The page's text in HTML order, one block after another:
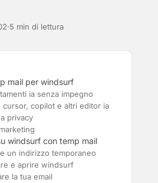
·5 min di lettura
mail per windsurf
ia senza impegno
copilot e altri editor ia
privacy
windsurf con temp mail
un indirizzo temporaneo
e aprire windsurf
la tua email